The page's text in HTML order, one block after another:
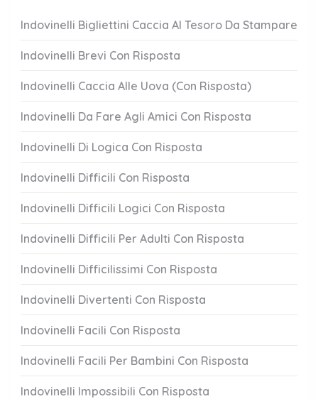
Indovinelli Bigliettini Caccia Al Tesoro Da Stampare
Indovinelli Brevi Con Risposta
Indovinelli Caccia Alle Uova (Con Risposta)
Indovinelli Da Fare Agli Amici Con Risposta
Indovinelli Di Logica Con Risposta
Indovinelli Difficili Con Risposta
Indovinelli Difficili Logici Con Risposta
Indovinelli Difficili Per Adulti Con Risposta
Indovinelli Difficilissimi Con Risposta
Indovinelli Divertenti Con Risposta
Indovinelli Facili Con Risposta
Indovinelli Facili Per Bambini Con Risposta
Indovinelli Impossibili Con Risposta